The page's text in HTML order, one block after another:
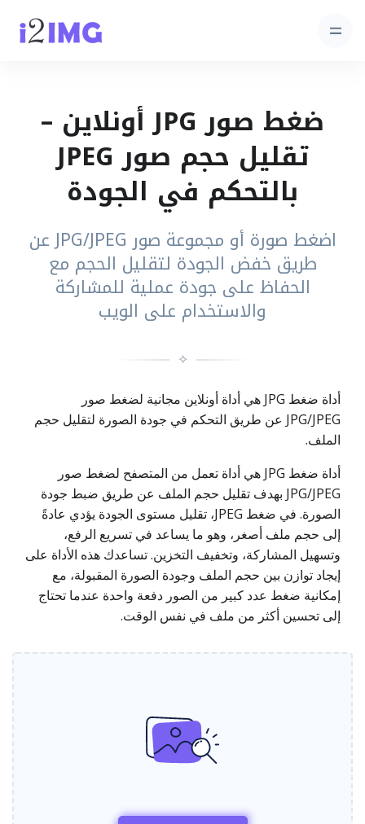
ضغط صور JPG أونلاين –
تقليل حجم صور JPEG
بالتحكم في الجودة
اضغط صورة أو مجموعة صور JPG/JPEG عن
طريق خفض الجودة لتقليل الحجم مع
الحفاظ على جودة عملية للمشاركة
والاستخدام على الويب
✧
أداة ضغط JPG هي أداة أونلاين مجانية لضغط صور
JPG/JPEG عن طريق التحكم في جودة الصورة لتقليل حجم
الملف.
أداة ضغط JPG هي أداة تعمل من المتصفح لضغط صور
JPG/JPEG بهدف تقليل حجم الملف عن طريق ضبط جودة
الصورة. في ضغط JPEG، تقليل مستوى الجودة يؤدي عادةً
إلى حجم ملف أصغر، وهو ما يساعد في تسريع الرفع،
وتسهيل المشاركة، وتخفيف التخزين. تساعدك هذه الأداة على
إيجاد توازن بين حجم الملف وجودة الصورة المقبولة، مع
إمكانية ضغط عدد كبير من الصور دفعة واحدة عندما تحتاج
إلى تحسين أكثر من ملف في نفس الوقت.